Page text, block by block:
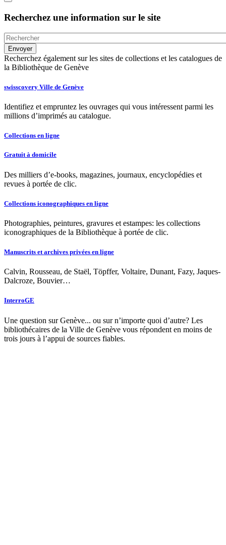
Recherchez une information sur le site
Recherchez également sur les sites de collections et les catalogues de
la Bibliothèque de Genève
swisscovery Ville de Genève
Identifiez et empruntez les ouvrages qui vous intéressent parmi les
millions d’imprimés au catalogue.
Collections en ligne
Gratuit à domicile
Des milliers d’e-books, magazines, journaux, encyclopédies et
revues à portée de clic.
Collections iconographiques en ligne
Photographies, peintures, gravures et estampes: les collections
iconographiques de la Bibliothèque à portée de clic.
Manuscrits et archives privées en ligne
Calvin, Rousseau, de Staël, Töpffer, Voltaire, Dunant, Fazy, Jaques-
Dalcroze, Bouvier…
InterroGE
Une question sur Genève... ou sur n’importe quoi d’autre? Les
bibliothécaires de la Ville de Genève vous répondent en moins de
trois jours à l’appui de sources fiables.